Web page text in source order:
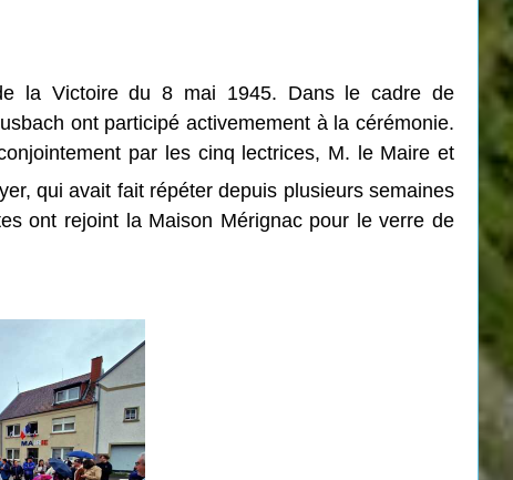
la Victoire du 8 mai 1945. Dans le cadre de
ont participé activemement à la cérémonie.
par les cinq lectrices, M. le Maire et
qui avait fait répéter depuis plusieurs semaines
ont rejoint la Maison Mérignac pour le verre de